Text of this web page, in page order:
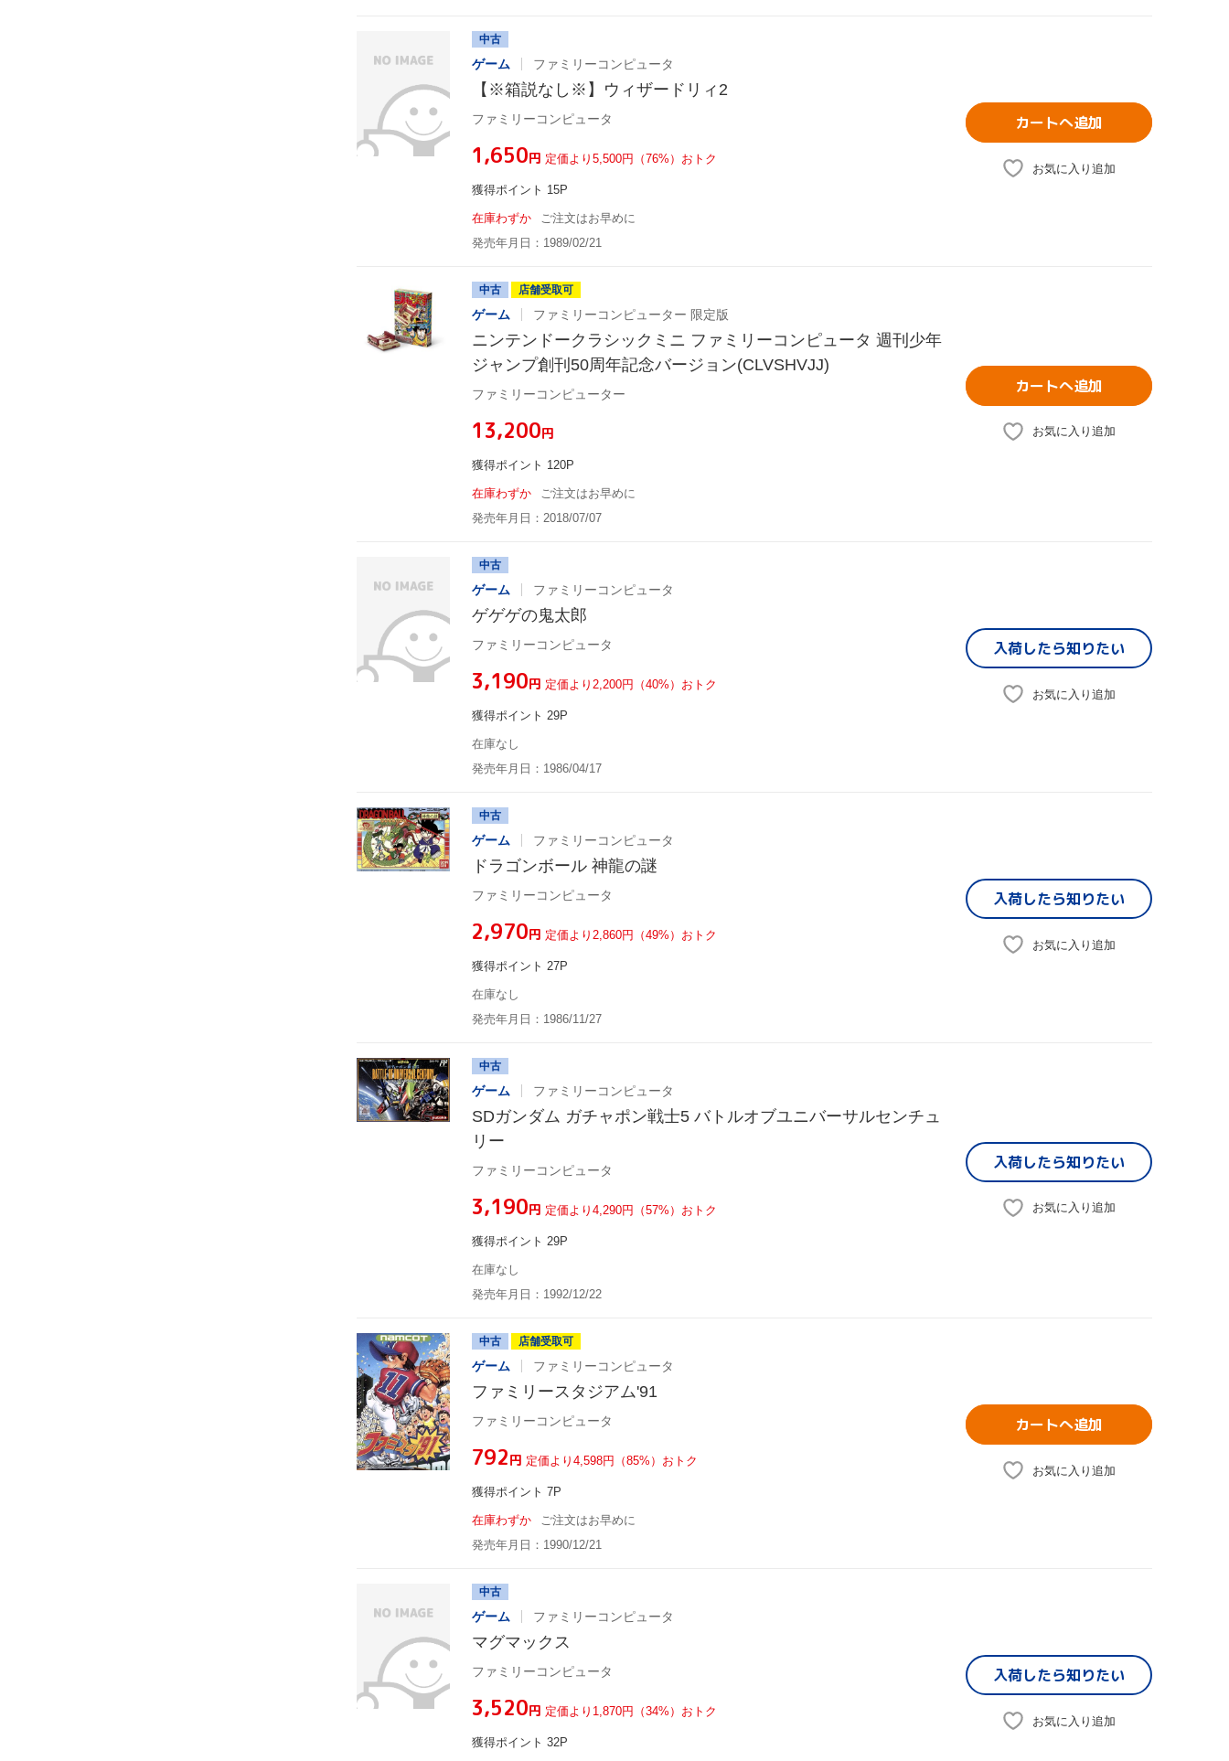
中古
ゲーム ファミリーコンピュータ
【※箱説なし※】ウィザードリィ2
ファミリーコンピュータ
¥1,650円 定価より5,500円（76%）おトク
獲得ポイント 15P
在庫わずか
ご注文はお早めに
発売年月日：1989/02/21
カートへ追加
お気に入り追加
中古 店舗受取可
ゲーム ファミリーコンピューター 限定版
ニンテンドークラシックミニ ファミリーコンピュータ 週刊少年
ジャンプ創刊50周年記念バージョン(CLVSHVJJ)
ファミリーコンピューター
¥13,200円
獲得ポイント 120P
在庫わずか
ご注文はお早めに
発売年月日：2018/07/07
カートへ追加
お気に入り追加
中古
ゲーム ファミリーコンピュータ
ゲゲゲの鬼太郎
ファミリーコンピュータ
¥3,190円 定価より2,200円（40%）おトク
獲得ポイント 29P
在庫なし
発売年月日：1986/04/17
入荷したら知りたい
お気に入り追加
中古
ゲーム ファミリーコンピュータ
ドラゴンボール 神龍の謎
ファミリーコンピュータ
¥2,970円 定価より2,860円（49%）おトク
獲得ポイント 27P
在庫なし
発売年月日：1986/11/27
入荷したら知りたい
お気に入り追加
中古
ゲーム ファミリーコンピュータ
SDガンダム ガチャポン戦士5 バトルオブユニバーサルセンチュ
リー
ファミリーコンピュータ
¥3,190円 定価より4,290円（57%）おトク
獲得ポイント 29P
在庫なし
発売年月日：1992/12/22
入荷したら知りたい
お気に入り追加
中古 店舗受取可
ゲーム ファミリーコンピュータ
ファミリースタジアム'91
ファミリーコンピュータ
¥792円 定価より4,598円（85%）おトク
獲得ポイント 7P
在庫わずか
ご注文はお早めに
発売年月日：1990/12/21
カートへ追加
お気に入り追加
中古
ゲーム ファミリーコンピュータ
マグマックス
ファミリーコンピュータ
¥3,520円 定価より1,870円（34%）おトク
獲得ポイント 32P
入荷したら知りたい
お気に入り追加